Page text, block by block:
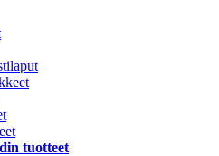
tuotteet